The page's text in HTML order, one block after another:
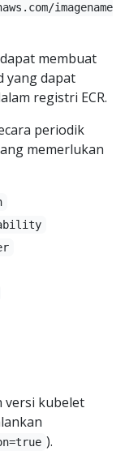
imagename
membuat
yang dapat
registri ECR.
periodik
memerlukan
versi kubelet
).